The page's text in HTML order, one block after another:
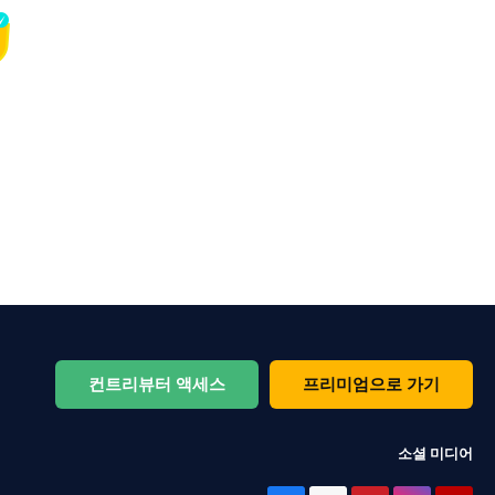
컨트리뷰터 액세스 프리미엄으로 가기
소셜 미디어